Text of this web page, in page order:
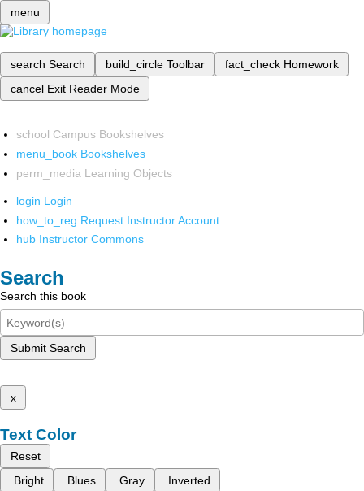
menu
search Search build_circle Toolbar fact_check Homework
cancel Exit Reader Mode
school Campus Bookshelves
menu_book Bookshelves
perm_media Learning Objects
login Login
how_to_reg Request Instructor Account
hub Instructor Commons
Search
Search this book
Submit Search
x
Text Color
Reset
Bright
Blues Gray Inverted